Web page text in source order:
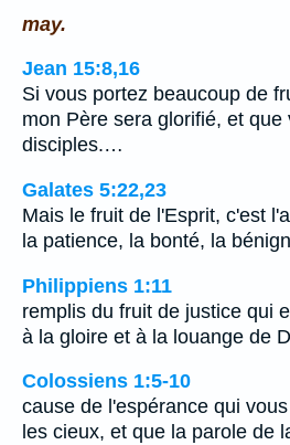
may.
Jean 15:8,16
Si vous portez beaucoup de
mon Père sera glorifié, et que
disciples.…
Galates 5:22,23
Mais le fruit de l'Esprit, c'est
la patience, la bonté, la
Philippiens 1:11
remplis du fruit de justice qui
à la gloire et à la louange de
Colossiens 1:5-10
cause de l'espérance qui
les cieux, et que la parole de